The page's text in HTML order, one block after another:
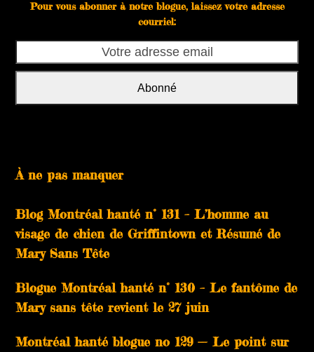
Pour vous abonner à notre blogue, laissez votre adresse
courriel:
adresse
Abonné
À ne pas manquer
Blog Montréal hanté n° 131 – L’homme au
visage de chien de Griffintown et Résumé de
Mary Sans Tête
Blogue Montréal hanté n° 130 – Le fantôme de
Mary sans tête revient le 27 juin
Montréal hanté blogue no 129 — Le point sur